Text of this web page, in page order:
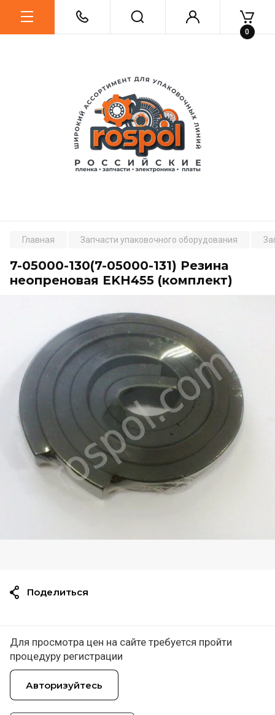
0
Главная Запчасти упаковочного оборудования
7-05000-130(7-05000-131) Резина
неопреновая EKH455 (комплект)
Для просмотра цен на сайте требуется пройти
процедуру регистрации
Авторизуйтесь
Поделиться